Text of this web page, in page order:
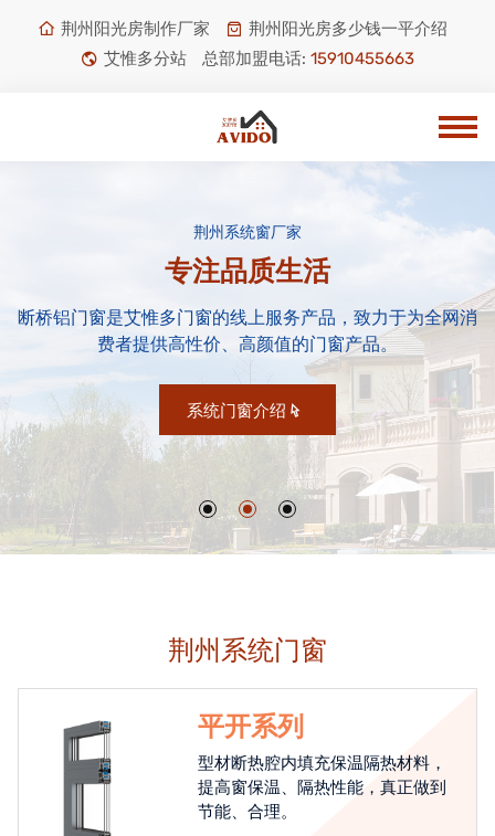
荆州阳光房制作厂家
荆州阳光房多少钱一平介绍
艾惟多分站
总部加盟电话: 15910455663
荆州系统窗厂家
专注品质生活
断桥铝门窗是艾惟多门窗的线上服务产品，致力于为全网消
费者提供高性价、高颜值的门窗产品。
系统门窗介绍
荆州系统门窗
平开系列
型材断热腔内填充保温隔热材料，
提高窗保温、隔热性能，真正做到
节能、合理。